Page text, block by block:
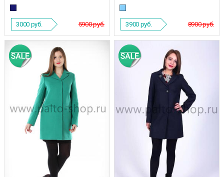
5900 руб.
3000 руб. 8900 руб.
3900 руб.